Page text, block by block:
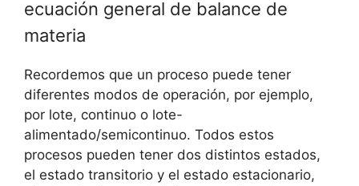
ecuación general de balance de
materia
Recordemos que un proceso puede tener
diferentes modos de operación, por ejemplo,
por lote, continuo o lote-
alimentado/semicontinuo. Todos estos
procesos pueden tener dos distintos estados,
el estado transitorio y el estado estacionario,